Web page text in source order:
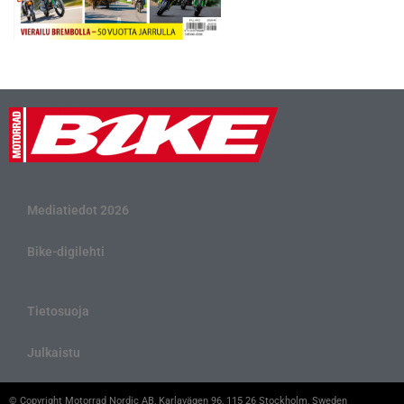
Mediatiedot 2026
Bike-digilehti
Tietosuoja
Julkaistu
© Copyright Motorrad Nordic AB, Karlavägen 96, 115 26 Stockholm, Sweden